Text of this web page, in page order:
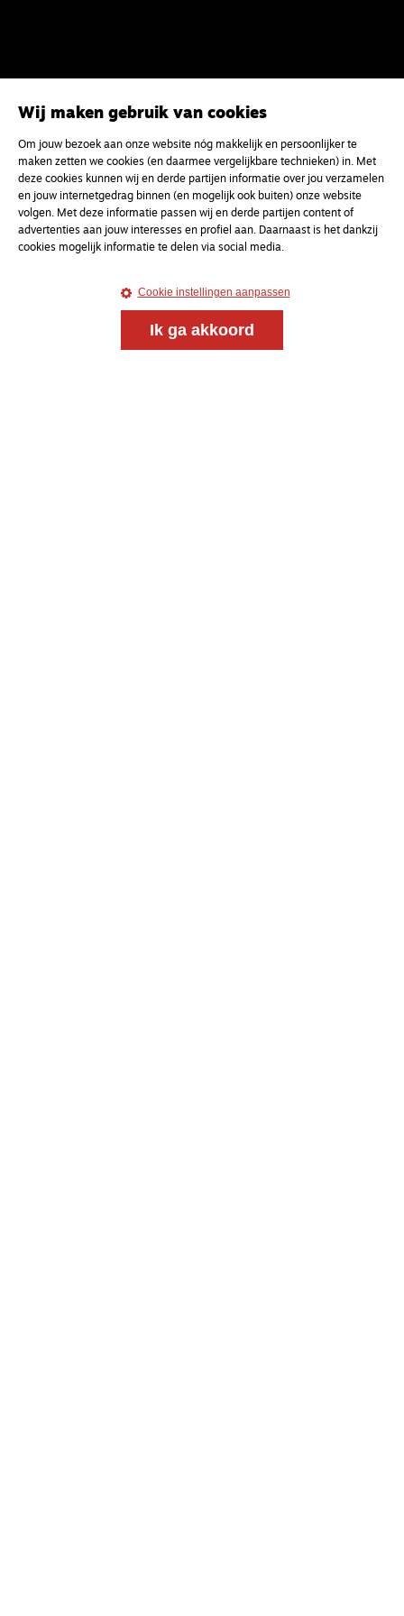
Wij maken gebruik van cookies
Om jouw bezoek aan onze website nóg makkelijk en persoonlijker te
maken zetten we cookies (en daarmee vergelijkbare technieken) in. Met
deze cookies kunnen wij en derde partijen informatie over jou verzamelen
en jouw internetgedrag binnen (en mogelijk ook buiten) onze website
volgen. Met deze informatie passen wij en derde partijen content of
advertenties aan jouw interesses en profiel aan. Daarnaast is het dankzij
cookies mogelijk informatie te delen via social media.
Cookie instellingen aanpassen
Ik ga akkoord